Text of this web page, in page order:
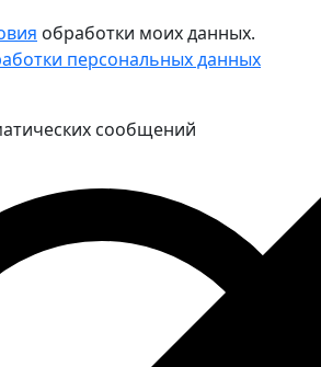
обработки моих данных.
персональных данных
сообщений